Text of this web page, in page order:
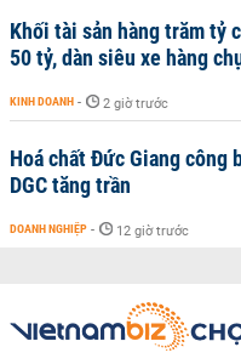
Khối tài sản hàng trăm tỷ
50 tỷ, dàn siêu xe hàng
KINH DOANH - 2 giờ trước
Hoá chất Đức Giang công
DGC tăng trần
DOANH NGHIỆP - 12 giờ trước